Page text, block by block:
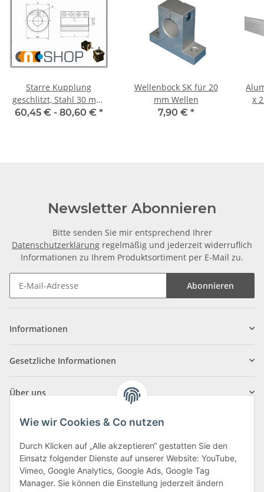
Starre Kupplung
geschlitzt, Stahl 30 mm,
je Stk.
60,45 € - 80,60 € *
Wellenbock SK für 20
mm Wellen
7,90 € *
x
Newsletter Abonnieren
Bitte senden Sie mir entsprechend Ihrer
Datenschutzerklärung regelmäßig und jederzeit widerruflich
Informationen zu Ihrem Produktsortiment per E-Mail zu.
Abonnieren
Informationen
Gesetzliche Informationen
Über uns
Klagenfurter Straße 29
9556 Liebenfels
Wie wir Cookies & Co nutzen
Durch Klicken auf „Alle akzeptieren“ gestatten Sie den
Einsatz folgender Dienste auf unserer Website: YouTube,
Vimeo, Google Analytics, Google Ads, Google Tag
Manager. Sie können die Einstellung jederzeit ändern